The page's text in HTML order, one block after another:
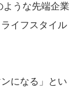
うな先端企業
イフスタイル
になる」とい